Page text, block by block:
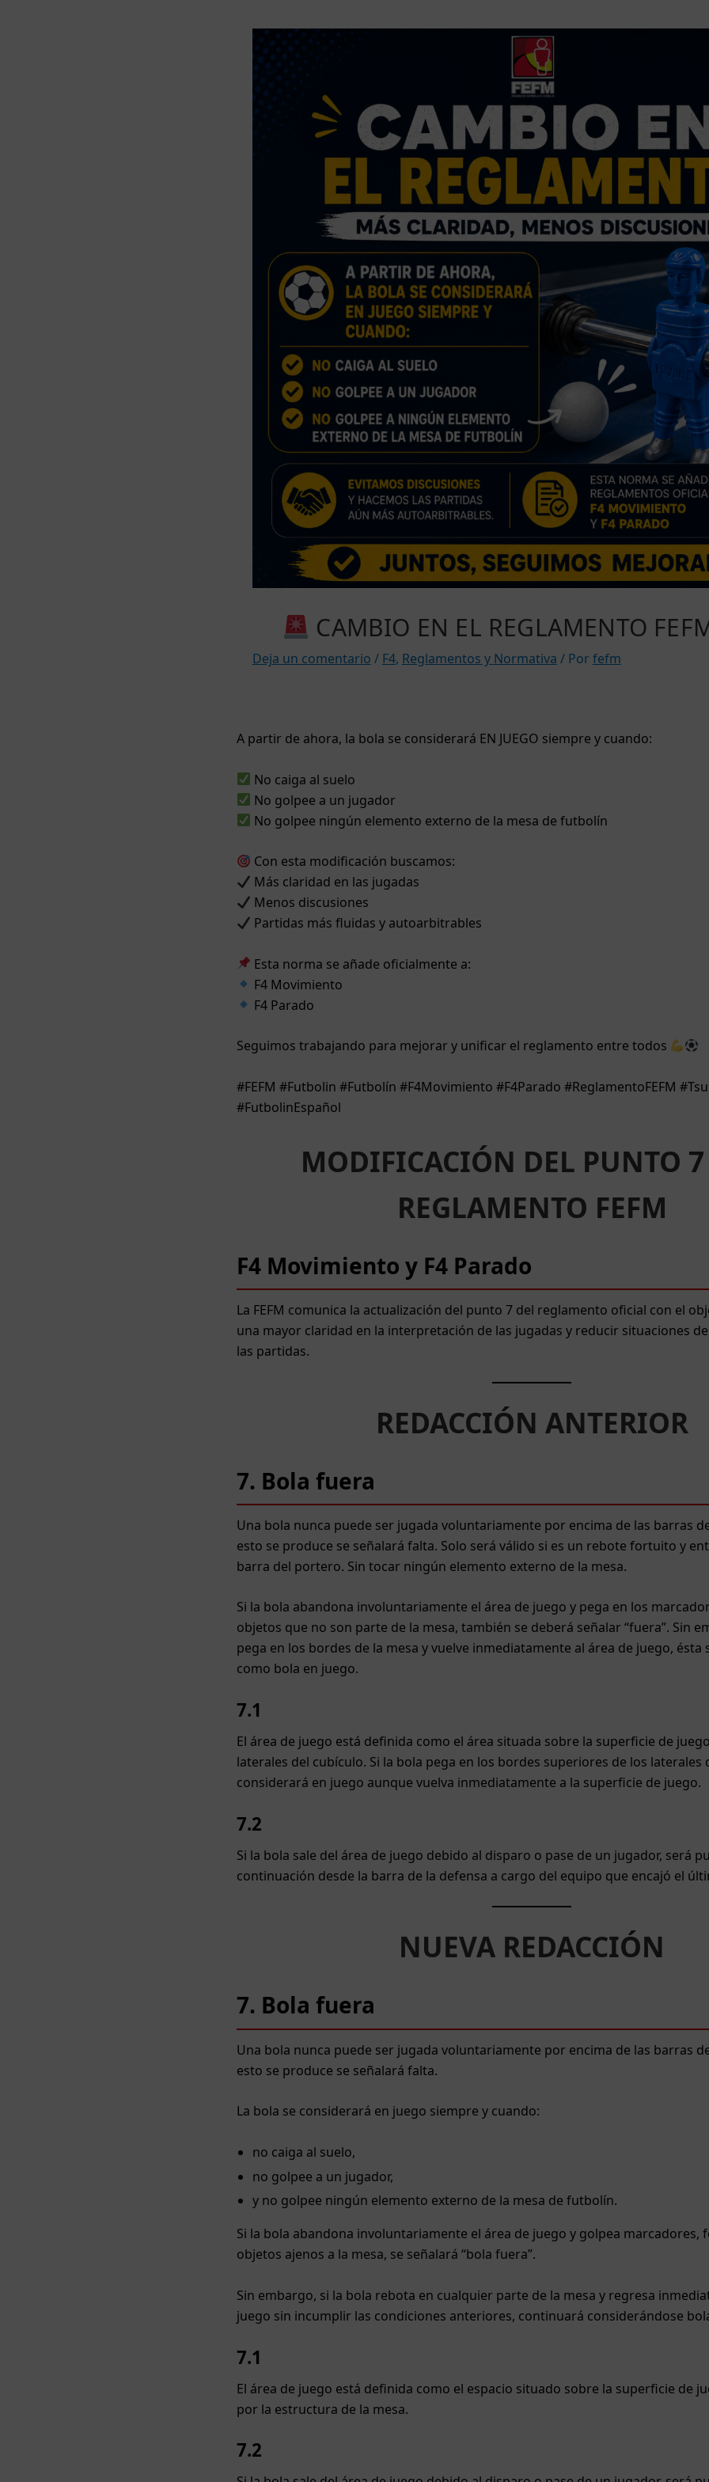
CAMBIO EN EL REGLAMENTO
Deja un comentario / F4, Reglamentos y Normativa / Por fefm
A partir de ahora, la bola se considerará EN JUEGO siempre y cuando:
No caiga al suelo
No golpee a un jugador
No golpee ningún elemento externo de la mesa de futbolín
Con esta modificación buscamos:
Más claridad en las jugadas
Menos discusiones
Partidas más fluidas y autoarbitrables
Esta norma se añade oficialmente a:
F4 Movimiento
F4 Parado
Seguimos trabajando para mejorar y unificar el reglamento entre todos
#FEFM #Futbolin #Futbolín #F4Movimiento #F4Parado #ReglamentoFEFM
#FutbolinEspañol
MODIFICACIÓN DEL PUNTO
REGLAMENTO FEFM
F4 Movimiento y F4 Parado
La FEFM comunica la actualización del punto 7 del reglamento oficial con el
una mayor claridad en la interpretación de las jugadas y reducir situaciones
las partidas.
REDACCIÓN ANTERIOR
7. Bola fuera
Una bola nunca puede ser jugada voluntariamente por encima de las barras
esto se produce se señalará falta. Solo será válido si es un rebote fortuito y
barra del portero. Sin tocar ningún elemento externo de la mesa.
Si la bola abandona involuntariamente el área de juego y pega en los
objetos que no son parte de la mesa, también se deberá señalar “fuera”. Sin
pega en los bordes de la mesa y vuelve inmediatamente al área de juego, ésta
como bola en juego.
7.1
El área de juego está definida como el área situada sobre la superficie de
laterales del cubículo. Si la bola pega en los bordes superiores de los laterales
considerará en juego aunque vuelva inmediatamente a la superficie de juego.
7.2
Si la bola sale del área de juego debido al disparo o pase de un jugador, será
continuación desde la barra de la defensa a cargo del equipo que encajó el
NUEVA REDACCIÓN
7. Bola fuera
Una bola nunca puede ser jugada voluntariamente por encima de las barras
esto se produce se señalará falta.
La bola se considerará en juego siempre y cuando:
no caiga al suelo,
no golpee a un jugador,
y no golpee ningún elemento externo de la mesa de futbolín.
Si la bola abandona involuntariamente el área de juego y golpea marcadores,
objetos ajenos a la mesa, se señalará “bola fuera”.
Sin embargo, si la bola rebota en cualquier parte de la mesa y regresa
juego sin incumplir las condiciones anteriores, continuará considerándose
7.1
El área de juego está definida como el espacio situado sobre la superficie de
por la estructura de la mesa.
7.2